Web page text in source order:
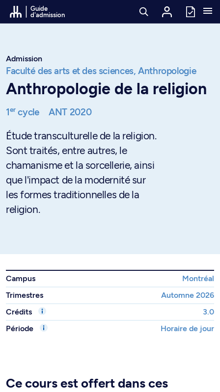
Passer au contenu
Guide
d'admission
Admission
Faculté des arts et des sciences, Anthropologie
Anthropologie de la religion
1ercycle ANT 2020
Étude transculturelle de la religion.
Sont traités, entre autres, le
chamanisme et la sorcellerie, ainsi
que l'impact de la modernité sur
les formes traditionnelles de la
religion.
Campus
Montréal
Trimestres
Automne 2026
Crédits
3.0
Période
Horaire de jour
Ce cours est offert dans ces